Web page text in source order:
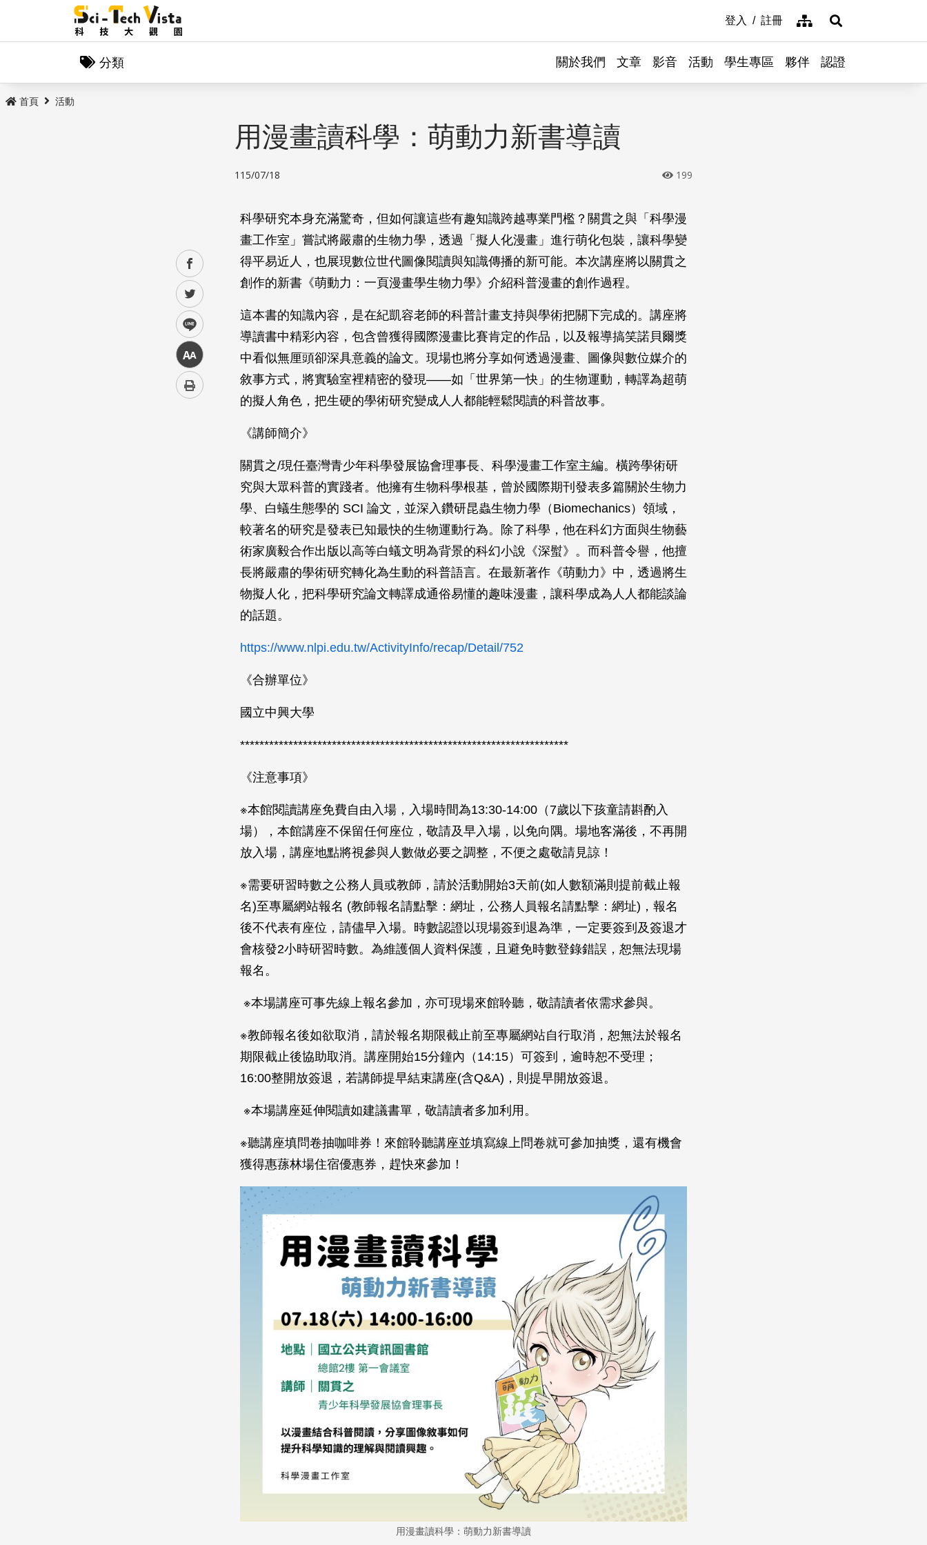
登入 註冊 網站導覽展開搜尋
分類 關於我們 文章 影音 活動 學生專區 夥伴 認證
首頁 活動
facebook
twitter
line
中
用漫畫讀科學：萌動力新書導讀
115/07/18 199
科學研究本身充滿驚奇，但如何讓這些有趣知識跨越專業門檻？關貫之與「科學漫
畫工作室」嘗試將嚴肅的生物力學，透過「擬人化漫畫」進行萌化包裝，讓科學變
得平易近人，也展現數位世代圖像閱讀與知識傳播的新可能。本次講座將以關貫之
創作的新書《萌動力：一頁漫畫學生物力學》介紹科普漫畫的創作過程。
這本書的知識內容，是在紀凱容老師的科普計畫支持與學術把關下完成的。講座將
導讀書中精彩內容，包含曾獲得國際漫畫比賽肯定的作品，以及報導搞笑諾貝爾獎
中看似無厘頭卻深具意義的論文。現場也將分享如何透過漫畫、圖像與數位媒介的
敘事方式，將實驗室裡精密的發現——如「世界第一快」的生物運動，轉譯為超萌
的擬人角色，把生硬的學術研究變成人人都能輕鬆閱讀的科普故事。
《講師簡介》
關貫之/現任臺灣青少年科學發展協會理事長、科學漫畫工作室主編。橫跨學術研
究與大眾科普的實踐者。他擁有生物科學根基，曾於國際期刊發表多篇關於生物力
學、白蟻生態學的 SCI 論文，並深入鑽研昆蟲生物力學（Biomechanics）領域，
較著名的研究是發表已知最快的生物運動行為。除了科學，他在科幻方面與生物藝
術家廣毅合作出版以高等白蟻文明為背景的科幻小說《深螱》。而科普令譽，他擅
長將嚴肅的學術研究轉化為生動的科普語言。在最新著作《萌動力》中，透過將生
物擬人化，把科學研究論文轉譯成通俗易懂的趣味漫畫，讓科學成為人人都能談論
的話題。
https://www.nlpi.edu.tw/ActivityInfo/recap/Detail/752
《合辦單位》
國立中興大學
********************************************************************
《注意事項》
※本館閱讀講座免費自由入場，入場時間為13:30-14:00（7歲以下孩童請斟酌入
場），本館講座不保留任何座位，敬請及早入場，以免向隅。場地客滿後，不再開
放入場，講座地點將視參與人數做必要之調整，不便之處敬請見諒！
※需要研習時數之公務人員或教師，請於活動開始3天前(如人數額滿則提前截止報
名)至專屬網站報名 (教師報名請點擊：網址，公務人員報名請點擊：網址)，報名
後不代表有座位，請儘早入場。時數認證以現場簽到退為準，一定要簽到及簽退才
會核發2小時研習時數。為維護個人資料保護，且避免時數登錄錯誤，恕無法現場
報名。
※本場講座可事先線上報名參加，亦可現場來館聆聽，敬請讀者依需求參與。
※教師報名後如欲取消，請於報名期限截止前至專屬網站自行取消，恕無法於報名
期限截止後協助取消。講座開始15分鐘內（14:15）可簽到，逾時恕不受理；
16:00整開放簽退，若講師提早結束講座(含Q&A)，則提早開放簽退。
※本場講座延伸閱讀如建議書單，敬請讀者多加利用。
※聽講座填問卷抽咖啡券！來館聆聽講座並填寫線上問卷就可參加抽獎，還有機會
獲得惠蓀林場住宿優惠券，趕快來參加！
用漫畫讀科學：萌動力新書導讀